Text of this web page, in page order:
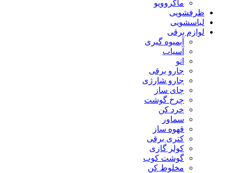
ماکروویو
ظرفشویی
لباسشویی
لوازم برقی
آبمیوه گیری
آسیاب
اتو
جارو برقی
جارو شارژی
چای ساز
چرخ گوشت
خرد کن
سماور
قهوه ساز
کتری برقی
کولر گازی
گوشت کوب
مخلوط کن